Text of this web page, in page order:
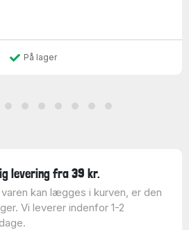
På lager
levering fra 39 kr.
kan lægges i kurven, er den
Vi leverer indenfor 1-2